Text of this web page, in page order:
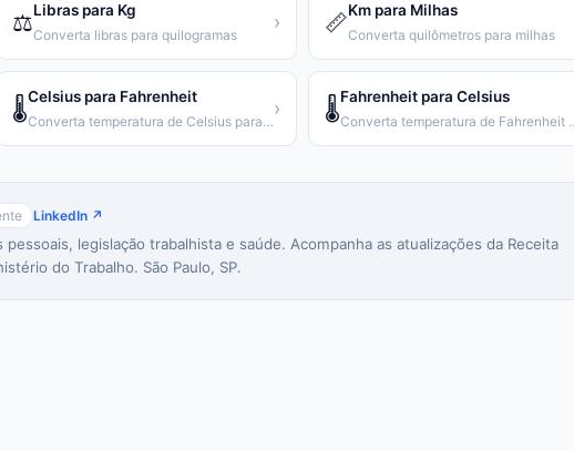
⚖️Libras para Kg
Converta libras para quilogramas
› 📏Km para Milhas
Converta quilômetros para milhas
🌡️Celsius para Fahrenheit
Converta temperatura de Celsius para Fahrenheit
› 🌡️Fahrenheit para Celsius
Converta
LinkedIn ↗
legislação trabalhista e saúde. Acompanha as atualizações da Receita
do Trabalho. São Paulo, SP.